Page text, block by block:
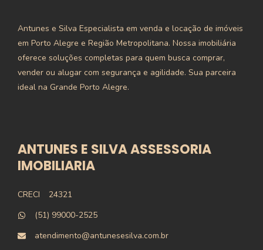
Antunes e Silva Especialista em venda e locação de imóveis
em Porto Alegre e Região Metropolitana. Nossa imobiliária
oferece soluções completas para quem busca comprar,
vender ou alugar com segurança e agilidade. Sua parceira
ideal na Grande Porto Alegre.
ANTUNES E SILVA ASSESSORIA
IMOBILIARIA
CRECI
24321
(51) 99000-2525
atendimento@antunesesilva.com.br